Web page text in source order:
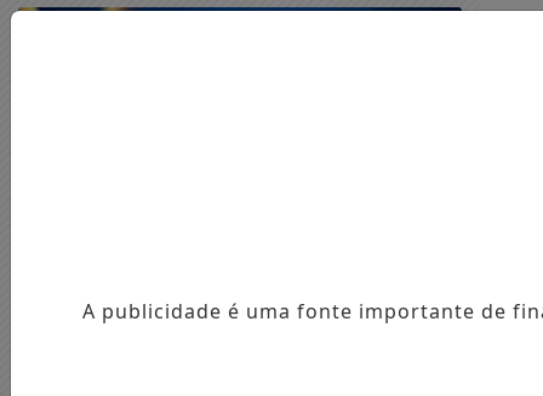
A publicidade é uma fonte importante de